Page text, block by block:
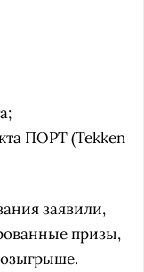
ПОРТ (Tekken
заявили,
призы,